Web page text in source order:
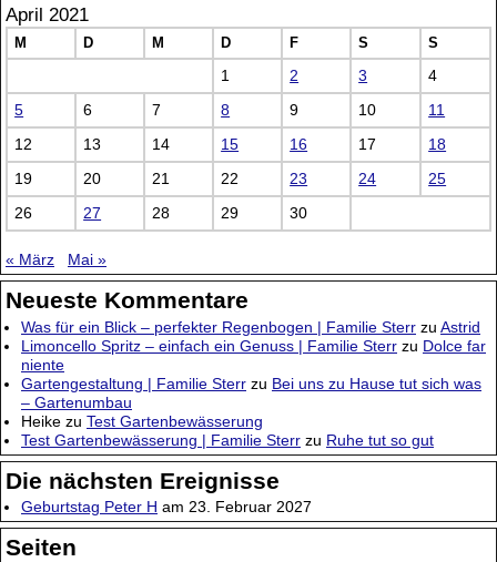
April 2021
M D M D F S S
1 2 3
4
5
6 7 8 9 10
11
12
13 14 15 16 17
18
19
20 21 22 23 24
25
26
27 28 29 30
« März Mai »
Neueste Kommentare
Was für ein Blick – perfekter Regenbogen | Familie Sterr zu Astrid
Limoncello Spritz – einfach ein Genuss | Familie Sterr zu Dolce far
niente
Gartengestaltung | Familie Sterr zu Bei uns zu Hause tut sich was
– Gartenumbau
Heike zu Test Gartenbewässerung
Test Gartenbewässerung | Familie Sterr zu Ruhe tut so gut
Die nächsten Ereignisse
Geburtstag Peter H am 23. Februar 2027
Seiten